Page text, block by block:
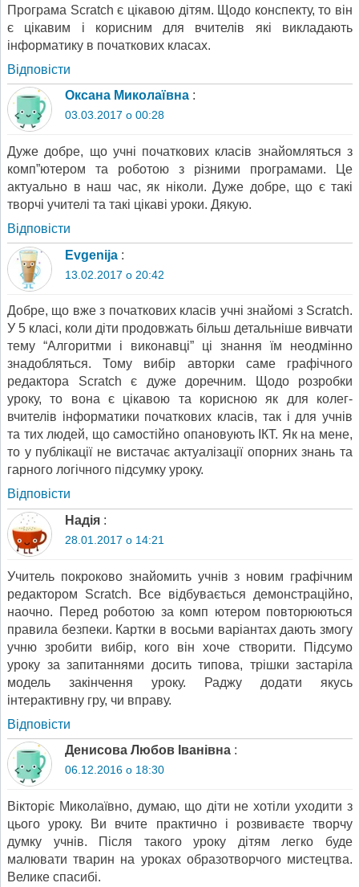
Програма Scratch є цікавою дітям. Щодо конспекту, то він
є цікавим і корисним для вчителів які викладають
інформатику в початкових класах.
Відповіcти
Оксана Миколаївна :
03.03.2017 о 00:28
Дуже добре, що учні початкових класів знайомляться з
комп”ютером та роботою з різними програмами. Це
актуально в наш час, як ніколи. Дуже добре, що є такі
творчі учителі та такі цікаві уроки. Дякую.
Відповіcти
Evgenija :
13.02.2017 о 20:42
Добре, що вже з початкових класів учні знайомі з Scratch.
У 5 класі, коли діти продовжать більш детальніше вивчати
тему “Алгоритми і виконавці” ці знання їм неодмінно
знадобляться. Тому вибір авторки саме графічного
редактора Scratch є дуже доречним. Щодо розробки
уроку, то вона є цікавою та корисною як для колег-
вчителів інформатики початкових класів, так і для учнів
та тих людей, що самостійно опановують ІКТ. Як на мене,
то у публікації не вистачає актуалізації опорних знань та
гарного логічного підсумку уроку.
Відповіcти
Надія :
28.01.2017 о 14:21
Учитель покроково знайомить учнів з новим графічним
редактором Scratch. Все відбувається демонстраційно,
наочно. Перед роботою за комп ютером повторюються
правила безпеки. Картки в восьми варіантах дають змогу
учню зробити вибір, кого він хоче створити. Підсумо
уроку за запитаннями досить типова, трішки застаріла
модель закінчення уроку. Раджу додати якусь
інтерактивну гру, чи вправу.
Відповіcти
Денисова Любов Іванівна :
06.12.2016 о 18:30
Вікторіє Миколаївно, думаю, що діти не хотіли уходити з
цього уроку. Ви вчите практично і розвиваєте творчу
думку учнів. Після такого уроку дітям легко буде
малювати тварин на уроках образотворчого мистецтва.
Велике спасибі.